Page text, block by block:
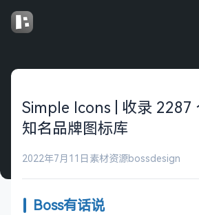
Simple Icons | 收录 2287
知名品牌图标库
2022年7月11日 素材资源bossdesign
Boss有话说